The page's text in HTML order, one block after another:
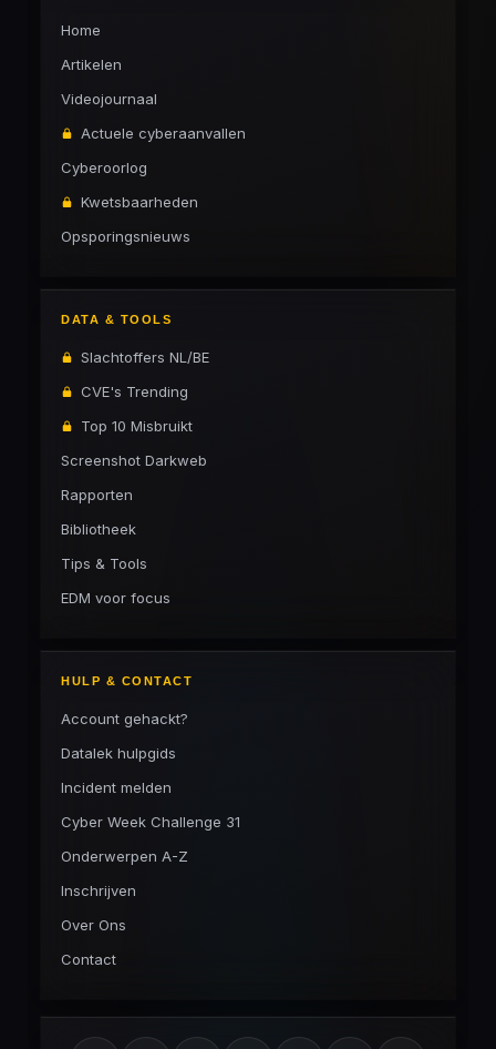
Home
Artikelen
Videojournaal
Actuele cyberaanvallen
Cyberoorlog
Kwetsbaarheden
Opsporingsnieuws
DATA & TOOLS
Slachtoffers NL/BE
CVE's Trending
Top 10 Misbruikt
Screenshot Darkweb
Rapporten
Bibliotheek
Tips & Tools
EDM voor focus
HULP & CONTACT
Account gehackt?
Datalek hulpgids
Incident melden
Cyber Week Challenge 31
Onderwerpen A-Z
Inschrijven
Over Ons
Contact